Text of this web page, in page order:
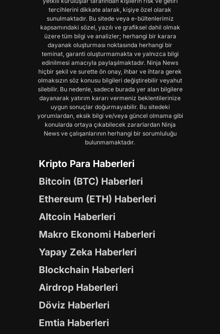
tercihlerini dikkate alarak, kişiye özel olarak
sunulmaktadır. Bu sitede veya e-bültenlerimiz
kapsamındaki sözel, yazılı ve grafiksel dahil olmak
üzere tüm bilgi ve analizler; herhangi bir karara
dayanak oluşturması noktasında herhangi bir
teminat, garanti oluşturmamakta ve yalnızca bilgi
edinilmesi amacıyla paylaşılmaktadır. Ninja News
hiçbir şekil ve surette ön onay, ihbar ve ihtara gerek
olmaksızın söz konusu bilgileri değiştirebilir veyahut
silebilir. Bu nedenle, sadece burada yer alan bilgilere
dayanarak yatırım kararı vermeniz beklentilerinize
uygun sonuçlar doğurmayabilir. Bu sitedeki
yorumlardan, eksik bilgi ve/veya güncel olmama gibi
konularda ortaya çıkabilecek zararlardan Ninja
News ve çalışanlarının herhangi bir sorumluluğu
bulunmamaktadır.
Kripto Para Haberleri
Bitcoin (BTC) Haberleri
Ethereum (ETH) Haberleri
Altcoin Haberleri
Makro Ekonomi Haberleri
Yapay Zeka Haberleri
Blockchain Haberleri
Airdrop Haberleri
Döviz Haberleri
Emtia Haberleri